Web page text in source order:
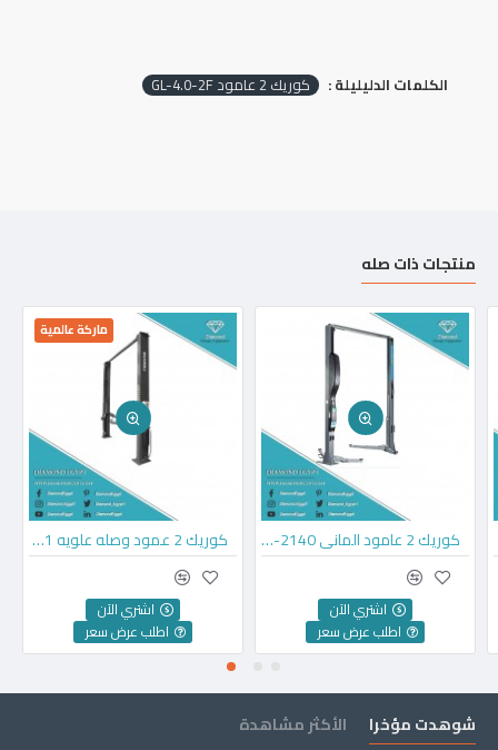
الكلمات الدليليلة : كوريك 2 عامود GL-4.0-2F
منتجات ذات صله
كوريك 2 عامود الماني VLH-2140
اشتري الآن
اطلب عرض سعر
ماركة عالمية
كوريك 2 عمود وصله علويه GL-4.0-2F1
اشتري الآن
اطلب عرض سعر
شوهدت مؤخرا الأكثر مشاهدة